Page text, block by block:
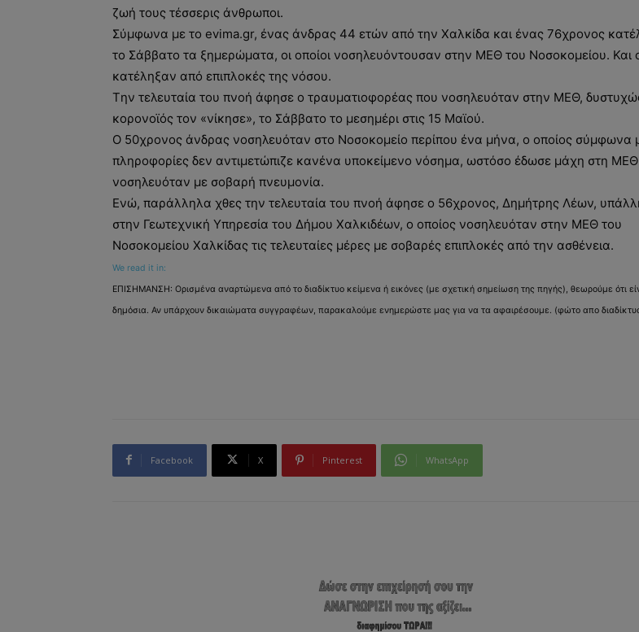
ζωή τους τέσσερις άνθρωποι.
Σύμφωνα με το evima.gr, ένας άνδρας 44 ετών από την Χαλκίδα και ένας 76χρονος
το Σάββατο τα ξημερώματα, οι οποίοι νοσηλευόντουσαν στην ΜΕΘ του Νοσοκομείου. Και
κατέληξαν από επιπλοκές της νόσου.
Tην τελευταία του πνοή άφησε ο τραυματιοφορέας που νοσηλευόταν στην ΜΕΘ,
κορονοϊός τον «νίκησε», το Σάββατο το μεσημέρι στις 15 Μαϊού.
Ο 50χρονος άνδρας νοσηλευόταν στο Νοσοκομείο περίπου ένα μήνα, ο οποίος σύμφωνα
πληροφορίες δεν αντιμετώπιζε κανένα υποκείμενο νόσημα, ωστόσο έδωσε μάχη στη
νοσηλευόταν με σοβαρή πνευμονία.
Ενώ, παράλληλα χθες την τελευταία του πνοή άφησε ο 56χρονος, Δημήτρης Λέων,
στην Γεωτεχνική Υπηρεσία του Δήμου Χαλκιδέων, ο οποίος νοσηλευόταν στην ΜΕΘ του
Νοσοκομείου Χαλκίδας τις τελευταίες μέρες με σοβαρές επιπλοκές από την ασθένεια.
We read it in:
ΕΠΙΣΗΜΑΝΣΗ: Ορισμένα αναρτώμενα από το διαδίκτυο κείμενα ή εικόνες (με σχετική σημείωση της πηγής), θεωρούμε ότι
δημόσια. Αν υπάρχουν δικαιώματα συγγραφέων, παρακαλούμε ενημερώστε μας για να τα αφαιρέσουμε. (φώτο απο
Facebook X Pinterest WhatsApp